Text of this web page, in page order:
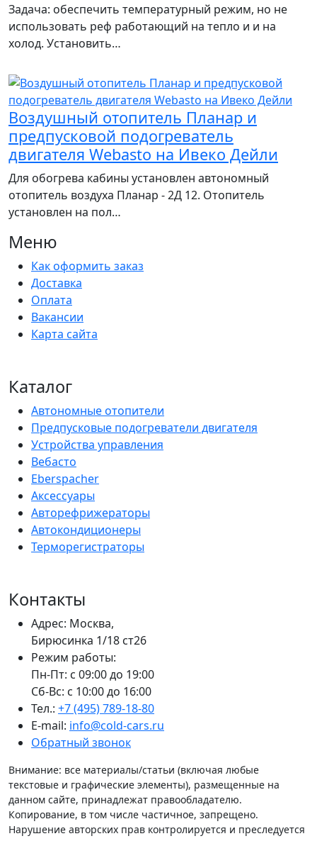
Задача: обеспечить температурный режим, но не
использовать реф работающий на тепло и и на
холод. Установить…
Воздушный отопитель Планар и
предпусковой подогреватель
двигателя Webasto на Ивеко Дейли
Для обогрева кабины установлен автономный
отопитель воздуха Планар - 2Д 12. Отопитель
установлен на пол…
Меню
Как оформить заказ
Доставка
Оплата
Вакансии
Карта сайта
Каталог
Автономные отопители
Предпусковые подогреватели двигателя
Устройства управления
Вебасто
Eberspacher
Аксессуары
Авторефрижераторы
Автокондиционеры
Терморегистраторы
Контакты
Адрес: Москва,
Бирюсинка 1/18 ст26 ​
Режим работы:
Пн-Пт: с 09:00 до 19:00
Сб-Вс: с 10:00 до 16:00
Тел.: +7 (495) 789-18-80
E-mail: info@cold-cars.ru
Обратный звонок
Внимание: все материалы/статьи (включая любые
текстовые и графические элементы), размещенные на
данном сайте, принадлежат правообладателю.
Копирование, в том числе частичное, запрещено.
Нарушение авторских прав контролируется и преследуется